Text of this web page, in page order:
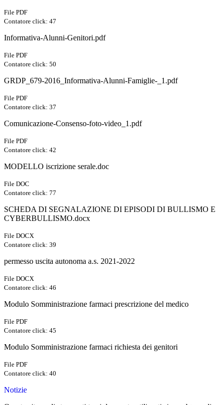
File PDF
Contatore click: 47
Informativa-Alunni-Genitori.pdf
File PDF
Contatore click: 50
GRDP_679-2016_Informativa-Alunni-Famiglie-_1.pdf
File PDF
Contatore click: 37
Comunicazione-Consenso-foto-video_1.pdf
File PDF
Contatore click: 42
MODELLO iscrizione serale.doc
File DOC
Contatore click: 77
SCHEDA DI SEGNALAZIONE DI EPISODI DI BULLISMO E
CYBERBULLISMO.docx
File DOCX
Contatore click: 39
permesso uscita autonoma a.s. 2021-2022
File DOCX
Contatore click: 46
Modulo Somministrazione farmaci prescrizione del medico
File PDF
Contatore click: 45
Modulo Somministrazione farmaci richiesta dei genitori
File PDF
Contatore click: 40
Notizie